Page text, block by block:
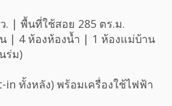
. | พื้นที่ใช้สอย 285 ตร.ม.
| 4 ห้องห้องน้ำ | 1 ห้องแม่บ้าน
ร่ม)
in ทั้งหลัง) พร้อมเครื่องใช้ไฟฟ้า